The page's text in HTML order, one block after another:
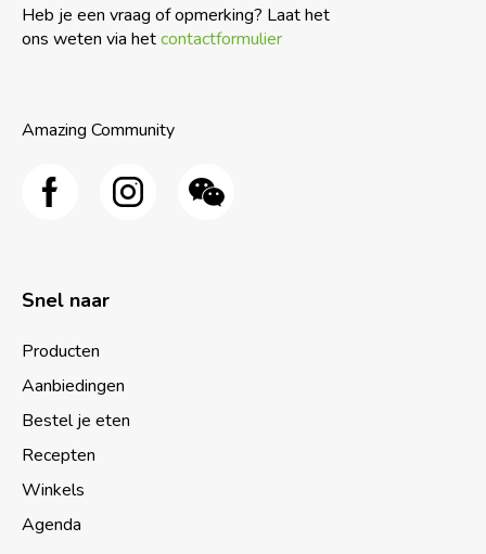
Heb je een vraag of opmerking? Laat het
ons weten via hetcontactformulier
Amazing Community
Snel naar
Producten
Aanbiedingen
Bestel je eten
Recepten
Winkels
Agenda